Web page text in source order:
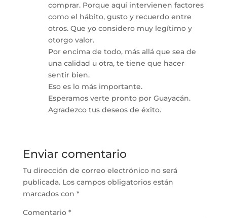
comprar. Porque aquí intervienen factores
como el hábito, gusto y recuerdo entre
otros. Que yo considero muy legítimo y
otorgo valor.
Por encima de todo, más allá que sea de
una calidad u otra, te tiene que hacer
sentir bien.
Eso es lo más importante.
Esperamos verte pronto por Guayacán.
Agradezco tus deseos de éxito.
Enviar comentario
Tu dirección de correo electrónico no será
publicada. Los campos obligatorios están
marcados con *
Comentario *